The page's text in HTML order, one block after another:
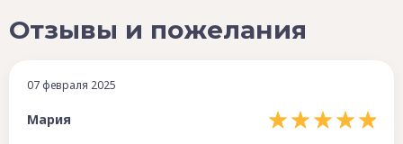
Отзывы и пожелания
07 февраля 2025
Мария